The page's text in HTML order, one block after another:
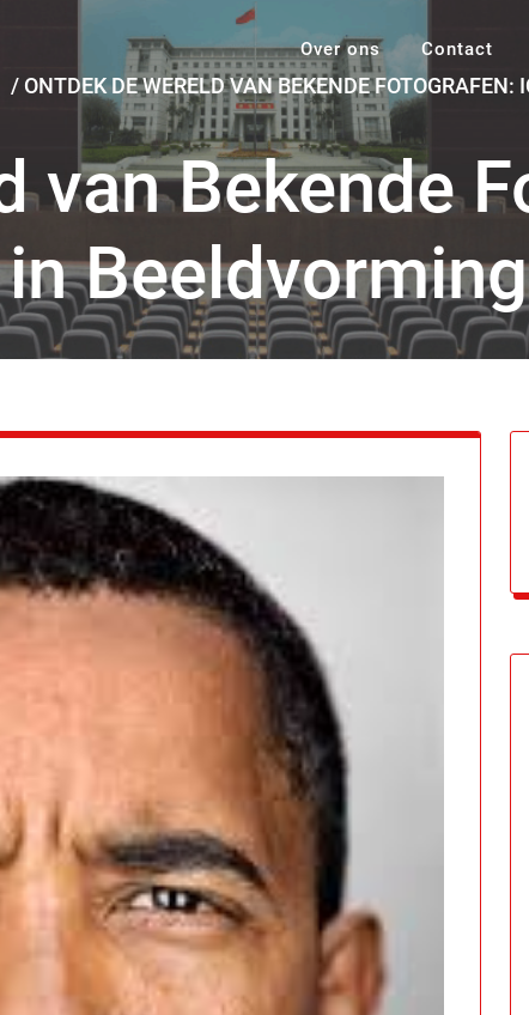
Over ons Contact
/ ONTDEK DE WERELD VAN BEKENDE
van Bekende
in Beeldvorming